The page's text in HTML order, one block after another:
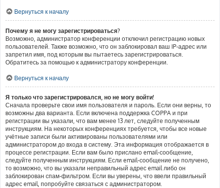
Вернуться к началу
Почему я не могу зарегистрироваться?
Возможно, администратор конференции отключил регистрацию новых
пользователей. Также возможно, что он заблокировал ваш IP-адрес или
запретил имя, под которым вы пытаетесь зарегистрироваться.
Обратитесь за помощью к администратору конференции.
Вернуться к началу
Я только что зарегистрировался, но не могу войти!
Сначала проверьте свои имя пользователя и пароль. Если они верны, то
возможны два варианта. Если включена поддержка COPPA и при
регистрации вы указали, что вам менее 13 лет, следуйте полученным
инструкциям. На некоторых конференциях требуется, чтобы все новые
учётные записи были активированы пользователями или
администратором до входа в систему. Эта информация отображается в
процессе регистрации. Если вам было прислано email-сообщение,
следуйте полученным инструкциям. Если email-сообщение не получено,
то возможно, что вы указали неправильный адрес email либо он
заблокирован спам-фильтром. Если вы уверены, что ввели правильный
адрес email, попробуйте связаться с администратором.